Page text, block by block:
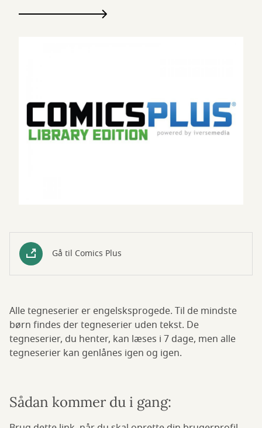
Gå til Comics Plus
Alle tegneserier er engelsksprogede. Til de mindste
børn findes der tegneserier uden tekst. De
tegneserier, du henter, kan læses i 7 dage, men alle
tegneserier kan genlånes igen og igen.
Sådan kommer du i gang: